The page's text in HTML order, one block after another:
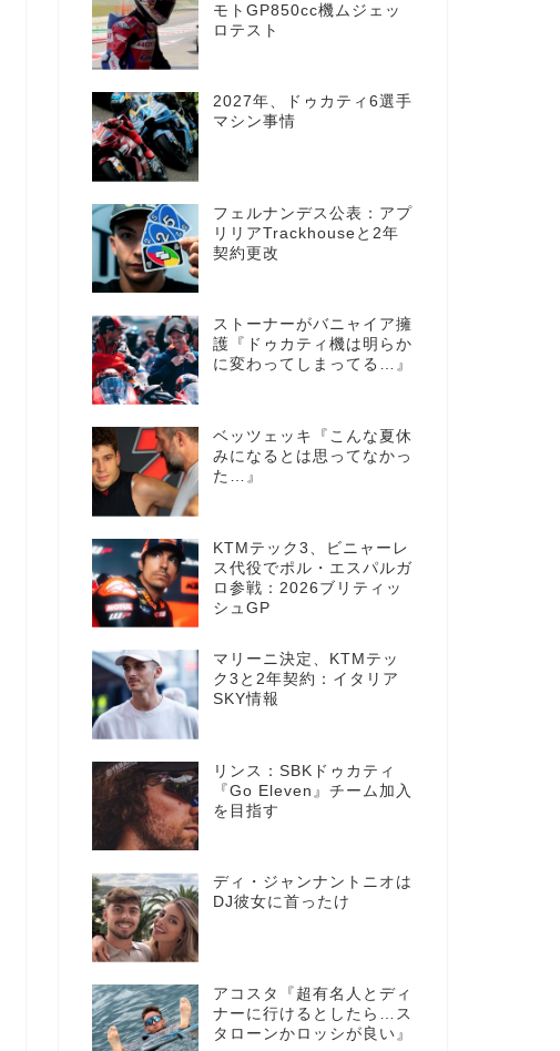
モトGP850cc機ムジェッ
ロテスト
2027年、ドゥカティ6選手
マシン事情
フェルナンデス公表：アプ
リリアTrackhouseと2年
契約更改
ストーナーがバニャイア擁
護『ドゥカティ機は明らか
に変わってしまってる…』
ベッツェッキ『こんな夏休
みになるとは思ってなかっ
た…』
KTMテック3、ビニャーレ
ス代役でポル・エスパルガ
ロ参戦：2026ブリティッ
シュGP
マリーニ決定、KTMテッ
ク3と2年契約：イタリア
SKY情報
リンス：SBKドゥカティ
『Go Eleven』チーム加入
を目指す
ディ・ジャンナントニオは
DJ彼女に首ったけ
アコスタ『超有名人とディ
ナーに行けるとしたら…ス
タローンかロッシが良い』